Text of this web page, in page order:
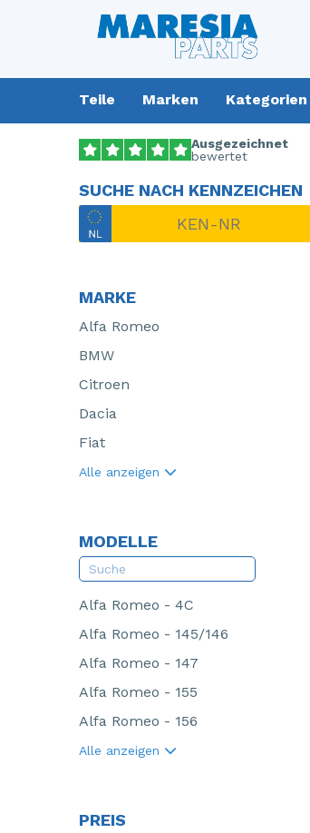
Teile Marken Kategorien
Ausgezeichnet
bewertet
SUCHE NACH KENNZEICHEN
MARKE
Alfa Romeo
BMW
Citroen
Dacia
Fiat
Alle anzeigen
MODELLE
Alfa Romeo - 4C
Alfa Romeo - 145/146
Alfa Romeo - 147
Alfa Romeo - 155
Alfa Romeo - 156
Alle anzeigen
PREIS